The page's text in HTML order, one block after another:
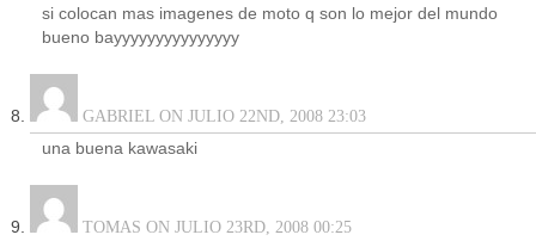
si colocan mas imagenes de moto q son lo mejor del mundo
bueno bayyyyyyyyyyyyyyy
GABRIEL ON JULIO 22ND, 2008 23:03
una buena kawasaki
TOMAS ON JULIO 23RD, 2008 00:25